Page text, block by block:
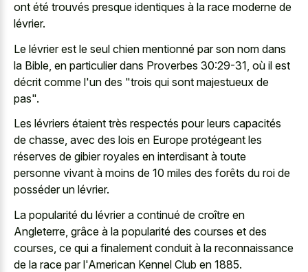
ont été trouvés presque identiques à la race moderne de
lévrier.
Le lévrier est le seul chien mentionné par son nom dans
la Bible, en particulier dans Proverbes 30:29-31, où il est
décrit comme l'un des "trois qui sont majestueux de
pas".
Les lévriers étaient très respectés pour leurs capacités
de chasse, avec des lois en Europe protégeant les
réserves de gibier royales en interdisant à toute
personne vivant à moins de 10 miles des forêts du roi de
posséder un lévrier.
La popularité du lévrier a continué de croître en
Angleterre, grâce à la popularité des courses et des
courses, ce qui a finalement conduit à la reconnaissance
de la race par l'American Kennel Club en 1885.